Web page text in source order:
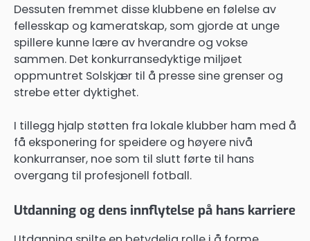
Dessuten fremmet disse klubbene en følelse av
fellesskap og kameratskap, som gjorde at unge
spillere kunne lære av hverandre og vokse
sammen. Det konkurransedyktige miljøet
oppmuntret Solskjær til å presse sine grenser og
strebe etter dyktighet.
I tillegg hjalp støtten fra lokale klubber ham med å
få eksponering for speidere og høyere nivå
konkurranser, noe som til slutt førte til hans
overgang til profesjonell fotball.
Utdanning og dens innflytelse på hans karriere